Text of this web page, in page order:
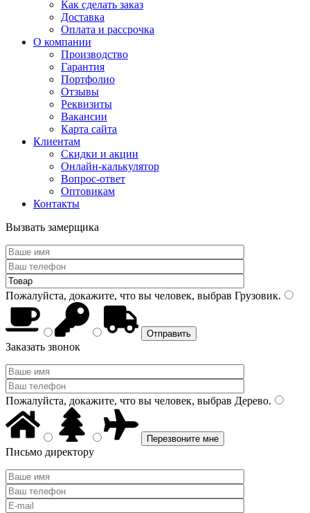
Как сделать заказ
Доставка
Оплата и рассрочка
О компании
Производство
Гарантия
Портфолио
Отзывы
Реквизиты
Вакансии
Карта сайта
Клиентам
Скидки и акции
Онлайн-калькулятор
Вопрос-ответ
Оптовикам
Контакты
Вызвать замерщика
Пожалуйста, докажите, что вы человек, выбрав Грузовик.
Заказать звонок
Пожалуйста, докажите, что вы человек, выбрав Дерево.
Письмо директору